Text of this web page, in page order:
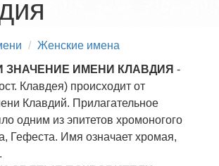
Женские имена
ЗНАЧЕНИЕ ИМЕНИ КЛАВДИЯ -
Клавдея) происходит от
Клавдий. Прилагательное
одним из эпитетов хромоногого
Гефеста. Имя означает хромая,